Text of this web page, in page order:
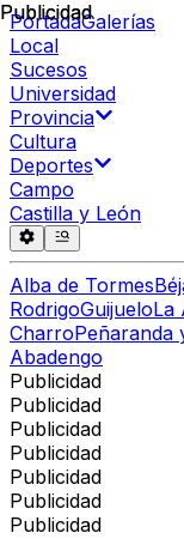
PortadaGalerías
Local
Sucesos
Universidad
Provincia
Cultura
Deportes
Campo
Castilla y León
Alba de Tormes
RodrigoGuijueloLa
CharroPeñaranda
Abadengo
Publicidad
Publicidad
Publicidad
Publicidad
Publicidad
Publicidad
Publicidad
Publicidad
Publicidad